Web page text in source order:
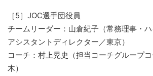
［5］JOC選手団役員
チームリーダー：山倉紀子（常務理事・
アシスタントディレクター／東京）
コーチ：村上晃史（担当コーチグループ
木）